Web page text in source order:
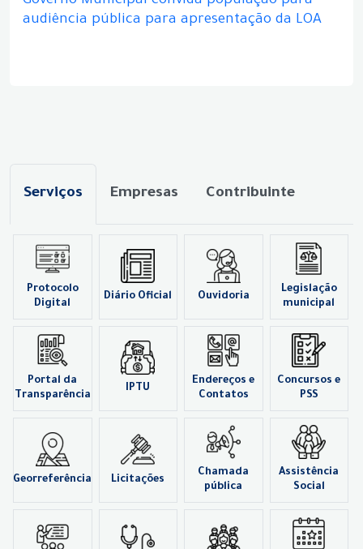
audiência pública para apresentação da LOA
Serviços Empresas Contribuinte
Protocolo
Digital
Diário Oficial Ouvidoria
Legislação
municipal
Portal da
Transparência
IPTU
Endereços e
Contatos
Concursos e
PSS
Georreferência Licitações
Chamada
pública
Assistência
Social